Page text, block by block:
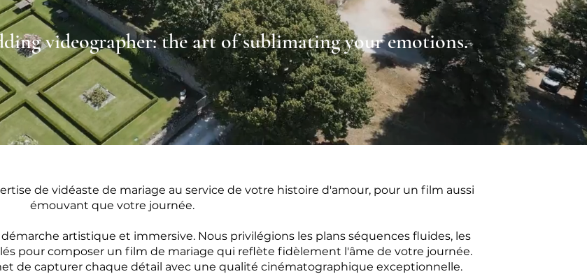
videographer: the art of sublimating your emotions.
de vidéaste de mariage au service de votre histoire d'amour, pour un film aussi
émouvant que votre journée.
artistique et immersive. Nous privilégions les plans séquences fluides, les
pour composer un film de mariage qui reflète fidèlement l'âme de votre journée.
de capturer chaque détail avec une qualité cinématographique exceptionnelle.